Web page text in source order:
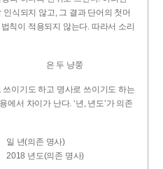
식되지 않고, 그 결과 단어의 첫머
칙이 적용되지 않는다. 따라서 소리
은 두 냥쭝
쓰이기도 하고 명사로 쓰이기도 하는
에서 차이가 난다. ‘년, 년도’가 의존
일 년(의존 명사)
2018 년도(의존 명사)